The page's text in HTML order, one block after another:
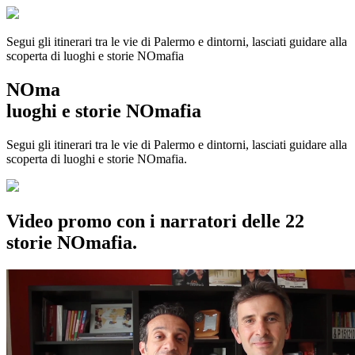
Segui gli itinerari tra le vie di Palermo e dintorni, lasciati guidare alla
scoperta di luoghi e storie NOmafia
NOma
luoghi e storie NOmafia
Segui gli itinerari tra le vie di Palermo e dintorni, lasciati guidare alla
scoperta di luoghi e storie NOmafia.
Video promo con i narratori delle 22
storie NOmafia.